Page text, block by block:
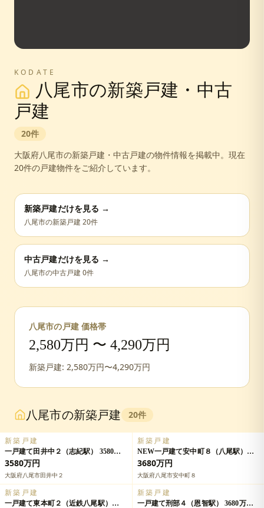
KODATE
八尾市の新築戸建・中古
戸建
20件
大阪府八尾市の新築戸建・中古戸建の物件情報を掲載中。 現在
20件の戸建物件をご紹介しています。
新築戸建だけを見る →
八尾市の新築戸建20件
中古戸建だけを見る →
八尾市の中古戸建0件
八尾市の戸建 価格帯
2,580万円 〜 4,290万円
新築戸建: 2,580万円〜4,290万円
八尾市の新築戸建 20件
新築戸建
一戸建て田井中２（志紀駅） 3580万
円の詳細情報
3580万円
大阪府八尾市田井中２
新築戸建
NEW一戸建て安中町８（八尾駅）
3680万円の詳細情報
3680万円
大阪府八尾市安中町８
新築戸建
一戸建て東本町２（近鉄八尾駅）
新築戸建
一戸建て刑部４（恩智駅） 3680万